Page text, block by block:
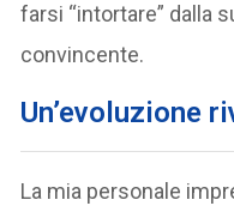
farsi “intortare” dalla
convincente.
Un’evoluzione
La mia personale